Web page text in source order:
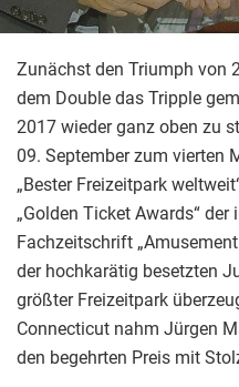
Zunächst den Triumph von
dem Double das Tripple
2017 wieder ganz oben zu
09. September zum vierten
„Bester Freizeitpark
„Golden Ticket Awards“
Fachzeitschrift
der hochkarätig besetzten
größter Freizeitpark
Connecticut nahm Jürgen
den begehrten Preis mit